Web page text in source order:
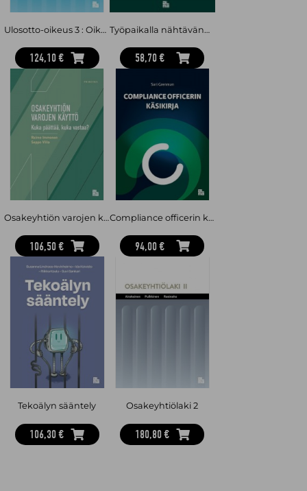
Ulosotto-oikeus 3 : Oikeussuojakeinot ja erityiset täytäntöönpanon lajit
124,10 €
Työpaikalla nähtävänä oltava lainsäädäntö 2026
58,70 €
Osakeyhtiön varojen käyttö : Kuka päättää, kuka vastaa?
106,50 €
Compliance officerin käsikirja
94,00 €
Tekoälyn sääntely
106,30 €
Osakeyhtiölaki 2
180,80 €